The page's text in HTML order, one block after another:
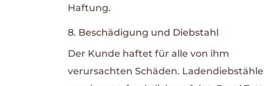
Haftung.
8. Beschädigung und Diebstahl
Der Kunde haftet für alle von ihm
verursachten Schäden. Ladendiebstähle